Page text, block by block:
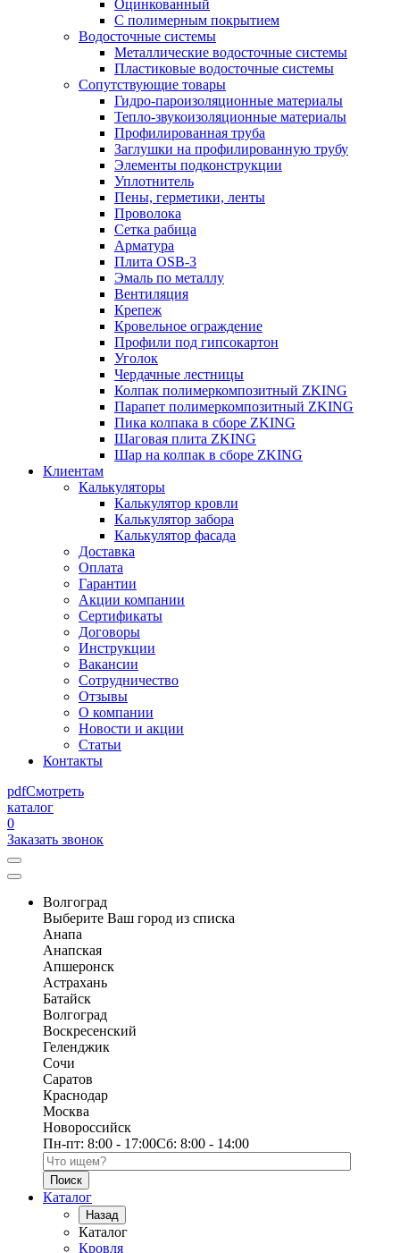
Оцинкованный
С полимерным покрытием
Водосточные системы
Металлические водосточные системы
Пластиковые водосточные системы
Сопутствующие товары
Гидро-пароизоляционные материалы
Тепло-звукоизоляционные материалы
Профилированная труба
Заглушки на профилированную трубу
Элементы подконструкции
Уплотнитель
Пены, герметики, ленты
Проволока
Сетка рабица
Арматура
Плита OSB-3
Эмаль по металлу
Вентиляция
Крепеж
Кровельное ограждение
Профили под гипсокартон
Уголок
Чердачные лестницы
Колпак полимеркомпозитный ZKING
Парапет полимеркомпозитный ZKING
Пика колпака в сборе ZKING
Шаговая плита ZKING
Шар на колпак в сборе ZKING
Клиентам
Калькуляторы
Калькулятор кровли
Калькулятор забора
Калькулятор фасада
Доставка
Оплата
Гарантии
Акции компании
Сертификаты
Договоры
Инструкции
Вакансии
Сотрудничество
Отзывы
О компании
Новости и акции
Статьи
Контакты
pdfСмотреть
каталог
0
Заказать звонок
Волгоград
Выберите Ваш город из списка
Анапа
Анапская
Апшеронск
Астрахань
Батайск
Волгоград
Воскресенский
Геленджик
Сочи
Саратов
Краснодар
Москва
Новороссийск
Пн-пт: 8:00 - 17:00Сб: 8:00 - 14:00
Поиск по каталогу
Каталог
Назад
Каталог
Кровля